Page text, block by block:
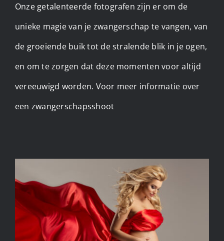
Onze getalenteerde fotografen zijn er om de
unieke magie van je zwangerschap te vangen, van
de groeiende buik tot de stralende blik in je ogen,
en om te zorgen dat deze momenten voor altijd
vereeuwigd worden. Voor meer informatie over
een zwangerschapsshoot
Zwangerschapsshoot